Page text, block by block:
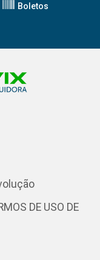
Boletos
DE USO DE